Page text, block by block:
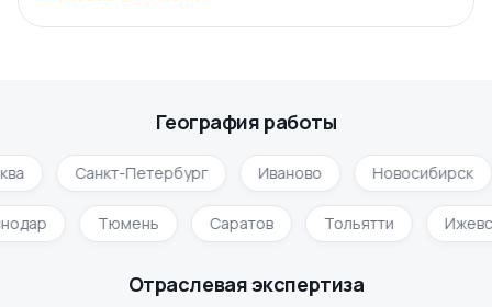
География работы
Санкт-Петербург Иваново Новосибирск
Тюмень Саратов Тольятти
Отраслевая экспертиза